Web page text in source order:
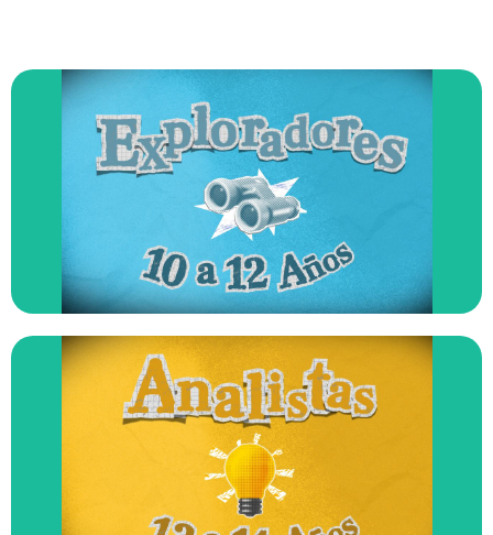
Explorador/a (10–12 años)
Para quienes empiezan a preguntarse cómo funciona el
mundo. Las noticias se explican con ejemplos cercanos,
lenguaje sencillo y énfasis en comprender sin miedo.
ENTRAR
Analista (13–14 años)
Para quienes ya quieren entender causas,
consecuencias y diferentes puntos de vista. Aquí
aparecen más preguntas, dilemas y análisis crítico.
ENTRAR